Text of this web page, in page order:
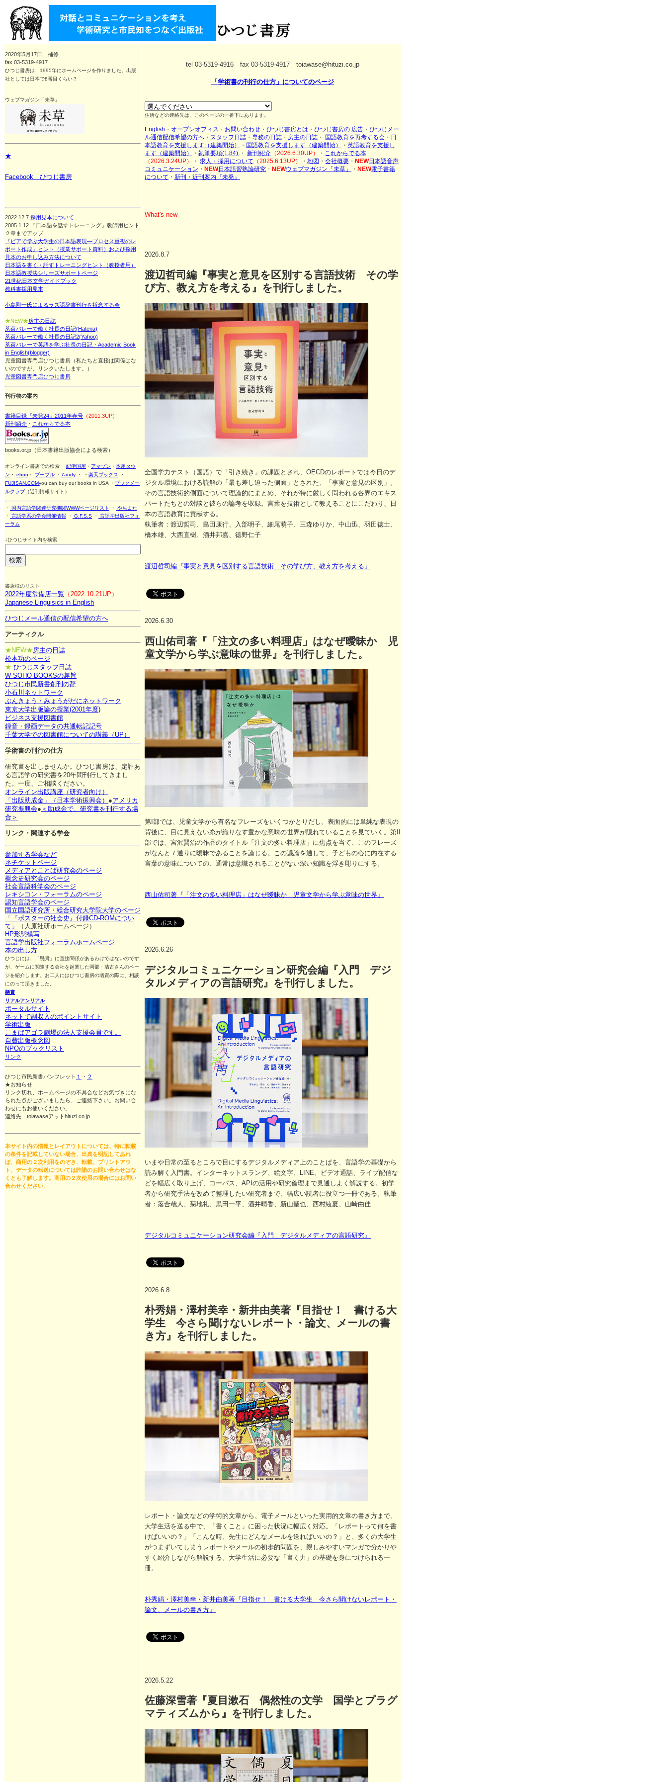
2020年5月17日 補修
fax 03-5319-4917
ひつじ書房は、1995年にホームページを作りました。出版
社としては日本で8番目くらい？
ウェブマガジン「未草」
★
Facebook ひつじ書房
2022.12.7 採用見本について
2005.1.12.『日本語を話すトレーニング』教師用ヒント
２章までアップ
『ピアで学ぶ大学生の日本語表現—プロセス重視のレ
ポート作成』ヒント（授業サポート資料）および採用
見本のお申し込み方法について
日本語を書く・話すトレーニングヒント（教授者用）
日本語教授法シリーズサポートページ
21世紀日本文学ガイドブック
教科書採用見本
小島剛一氏によるラズ語辞書刊行を祈念する会
★NEW★房主の日誌
茗荷バレーで働く社長の日記(Hatena)
茗荷バレーで働く社長の日記2(Yahoo)
茗荷バレーで英語を学ぶ社長の日記・Academic Book
in English(blogger)
児童図書専門店ひつじ書房（私たちと直接は関係はな
いのですが、リンクいたします。）
児童図書専門店ひつじ書房
刊行物の案内
書籍目録『未発24』2011年春号 （2011.3UP）
新刊紹介 ・ これからでる本
books.or.jp（日本書籍出版協会による検索）
オンライン書店での検索 紀伊国屋 ・ アマゾン ・ 本屋タウ
ン ・ ehon ・ ブープル ・ 7andy ・ ・ 楽天ブックス
・
FUJISAN.COMyou can buy our books in USA ・ ブックメー
ルクラブ （近刊情報サイト）
・ 国内言語学関連研究機関WWWページリスト ・
やちまた
・
言語学系の学会開催情報 ・ G.F.S.S ・
言語学出版社フォ
ーラム
↓ひつじサイト内を検索
書店様のリスト
2022年度常備店一覧 （2022.10.21UP）
Japanese Linguisics in English
ひつじメール通信の配信希望の方へ
アーティクル
★NEW★房主の日誌
松本功のページ
★ ひつじスタッフ日誌
W-SOHO BOOKSの趣旨
ひつじ市民新書創刊の辞
小石川ネットワーク
ぶんきょう・みょうがだにネットワーク
東京大学出版論の授業(2001年度)
ビジネス支援図書館
録音・録画データの共通転記記号
千葉大学での図書館についての講義（UP）
学術書の刊行の仕方
研究書を出しませんか。ひつじ書房は、定評あ
る言語学の研究書を20年間刊行してきまし
た。一度、ご相談ください。
オンライン出版講座（研究者向け）
「出版助成金」（日本学術振興会） ●アメリカ
研究振興会● ＜助成金で、研究書を刊行する場
合＞
リンク・関連する学会
参加する学会など
ネチケットページ
メディアとことば研究会のページ
概念史研究会のページ
社会言語科学会のページ
レキシコン・フォーラムのページ
認知言語学会のページ
国立国語研究所・総合研究大学院大学のページ
「『ポスターの社会史』付録CD-ROMについ
て」
（大原社研ホームページ）
HP形態模写
言語学出版社フォーラムホームページ
本の出し方
ひつじには、「懸賞」に直接関係があるわけではないのです
が、ゲームに関連する会社を起業した岡部・清古さんのペー
ジを紹介します。お二人にはひつじ書房の増資の際に、相談
にのって頂きました。
懸賞
リアルアンリアル
ポータルサイト
ネットで副収入のポイントサイト
学術出版
こまばアゴラ劇場の法人支援会員です。
自費出版概念図
NPOのブックリスト
リンク
ひつじ市民新書パンフレット １ ・ ２
★お知らせ
リンク切れ、ホームページの不具合などお気づきにな
られた点がございましたら、ご連絡下さい。お問い合
わせにもお使いください。
連絡先 toiawaseアットhituzi.co.jp
本サイト内の情報とレイアウトについては、特に転載
の条件を記載していない場合、出典を明記してあれ
ば、商用の２次利用をのぞき、転載、プリントアウ
ト、データの転送については許諾のお問い合わせはな
くとも了解します。商用の２次使用の場合にはお問い
合わせください。
tel 03-5319-4916 fax 03-5319-4917 toiawase@hituzi.co.jp
「学術書の刊行の仕方」についてのページ
住所などの連絡先は、このページの一番下にあります。
English ・ オープンオフィス ・ お問い合わせ ・ ひつじ書房とは ・ ひつじ書房の 広告 ・ ひつじメー
ル通信配信希望の方へ ・ スタッフ日誌 ・ 専務の日誌 ・ 房主の日誌 ・ 国語教育を再考する会 ・ 日
本語教育を支援します（建築開始）
・ 国語教育を支援します（建築開始） ・ 英語教育を支援し
ます（建築開始）
・ 執筆要項(1.84) ・ 新刊紹介 （2026.6.30UP） ・ これからでる本
（2026.3.24UP）
・ 求人・採用について （2025.6.13UP） ・ 地図 ・ 会社概要 ・ NEW日本語音声
コミュニケーション ・ NEW日本語習熟論研究 ・ NEWウェブマガジン「未草」 ・ NEW電子書籍
について ・ 新刊・近刊案内『未発』
What's new
2026.8.7
渡辺哲司編『事実と意見を区別する言語技術 その学
び方、教え方を考える』を刊行しました。
全国学力テスト（国語）で「引き続き」の課題とされ、OECDのレポートでは今日のデ
ジタル環境における読解の「最も差し迫った側面」とされた、「事実と意見の区別」。
その言語技術的側面について理論的にまとめ、それが特に厳しく問われる各界のエキス
パートたちとの対談と彼らの論考を収録。言葉を技術として教えることにこだわり、日
本の言語教育に貢献する。
執筆者：渡辺哲司、島田康行、入部明子、細尾萌子、三森ゆりか、中山迅、羽田徳士、
橋本雄、大西直樹、酒井邦嘉、徳野仁子
渡辺哲司編『事実と意見を区別する言語技術 その学び方、教え方を考える』
2026.6.30
西山佑司著『「注文の多い料理店」はなぜ曖昧か 児
童文学から学ぶ意味の世界』を刊行しました。
第I部では、児童文学から有名なフレーズをいくつかとりだし、表面的には単純な表現の
背後に、目に見えない糸が織りなす豊かな意味の世界が隠れていることを見ていく。第II
部では、宮沢賢治の作品のタイトル「注文の多い料理店」に焦点を当て、このフレーズ
がなんと７通りに曖昧であることを論じる。この議論を通して、子どもの心に内在する
言葉の意味についての、通常は意識されることがない深い知識を浮き彫りにする。
西山佑司著『「注文の多い料理店」はなぜ曖昧か 児童文学から学ぶ意味の世界』
2026.6.26
デジタルコミュニケーション研究会編『入門 デジ
タルメディアの言語研究』を刊行しました。
いまや日常の至るところで目にするデジタルメディア上のことばを、言語学の基礎から
読み解く入門書。インターネットスラング、絵文字、LINE、ビデオ通話、ライブ配信な
どを幅広く取り上げ、コーパス、APIの活用や研究倫理まで見通しよく解説する。初学
者から研究手法を改めて整理したい研究者まで、幅広い読者に役立つ一冊である。執筆
者：落合哉人、菊地礼、黒田一平、酒井晴香、新山聖也、西村綾夏、山崎由佳
デジタルコミュニケーション研究会編『入門 デジタルメディアの言語研究』
2026.6.8
朴秀娟・澤村美幸・新井由美著『目指せ！ 書ける大
学生 今さら聞けないレポート・論文、メールの書
き方』を刊行しました。
レポート・論文などの学術的文章から、電子メールといった実用的文章の書き方まで、
大学生活を送る中で、「書くこと」に困った状況に幅広く対応。「レポートって何を書
けばいいの？」「こんな時、先生にどんなメールを送ればいいの？」と、多くの大学生
がつまずいてしまうレポートやメールの初歩的問題を、親しみやすいマンガで分かりや
すく紹介しながら解説する。大学生活に必要な「書く力」の基礎を身につけられる一
冊。
朴秀娟・澤村美幸・新井由美著『目指せ！ 書ける大学生 今さら聞けないレポート・
論文、メールの書き方』
2026.5.22
佐藤深雪著『夏目漱石 偶然性の文学 国学とプラグ
マティズムから』を刊行しました。